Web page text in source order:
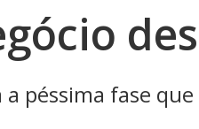
péssima fase